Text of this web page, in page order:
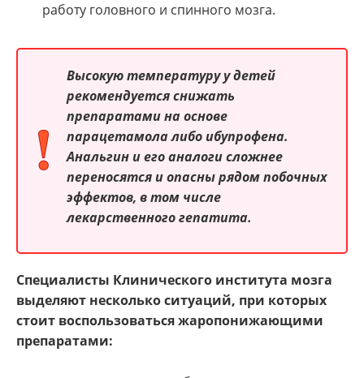
работу головного и спинного мозга.
Высокую температуру у детей
рекомендуется снижать
препаратами на основе
парацетамола либо ибупрофена.
Анальгин и его аналоги сложнее
переносятся и опасны рядом побочных
эффектов, в том числе
лекарственного гепатита.
Специалисты Клинического института мозга
выделяют несколько ситуаций, при которых
стоит воспользоваться жаропонижающими
препаратами: